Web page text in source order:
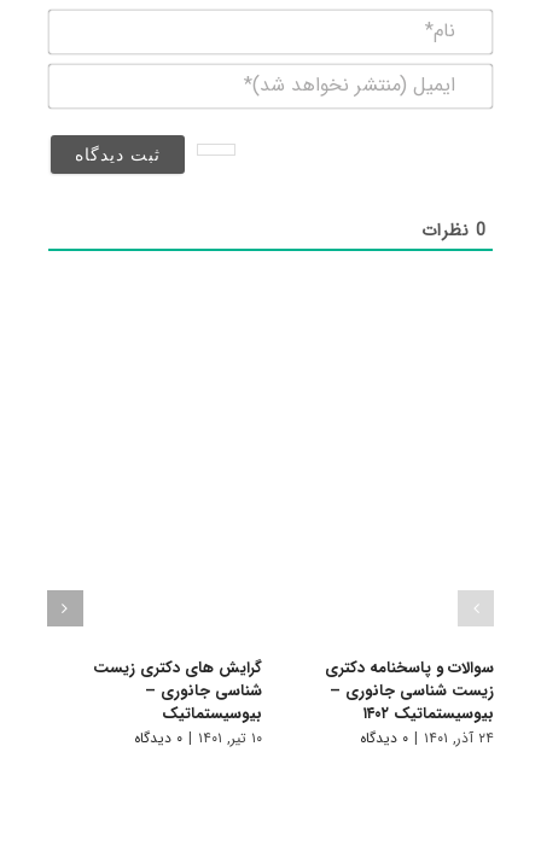
(منتشر
0نظرات
سوالات و پاسخنامه دکتری
زیست شناسی جانوری –
بیوسیستماتیک ۱۴۰۲
۲۴ آذر, ۱۴۰۱ | ۰ دیدگاه
گرایش های دکتری زیست
شناسی ﺟﺎﻧﻮری –
بیوسیستماتیک
۱۰ تیر, ۱۴۰۱ | ۰ دیدگاه